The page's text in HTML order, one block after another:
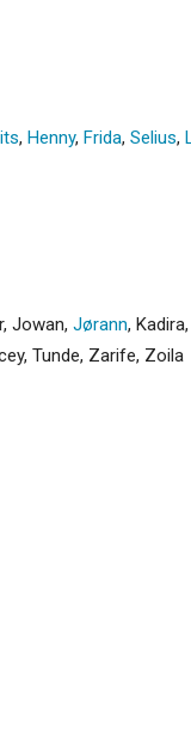
, Henny, Frida, Selius,
, Jowan, Jørann, Kadira,
, Tunde, Zarife, Zoila